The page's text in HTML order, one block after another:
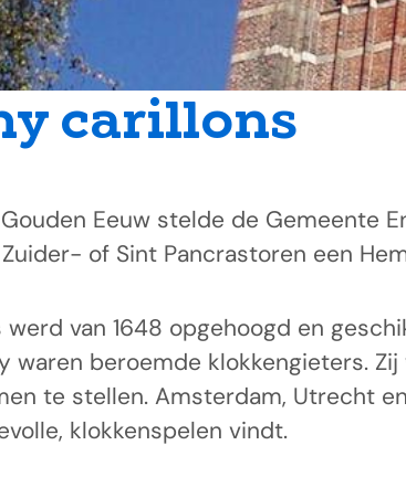
carillons
Eeuw stelde de Gemeente
of Sint Pancrastoren een
van 1648 opgehoogd en
waren beroemde klokkengieters.
te stellen. Amsterdam, Utrecht
klokkenspelen vindt.